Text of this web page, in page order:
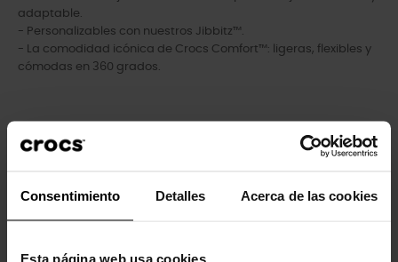
Consentimiento Detalles Acerca de las cookies
Esta página web usa cookies
adaptable.
- Personalizables con nuestros Jibbitz™.
- La comodidad icónica de Crocs Comfort™: ligeras, flexibles y
cómodas en 360 grados.
Los clientes que compraron este